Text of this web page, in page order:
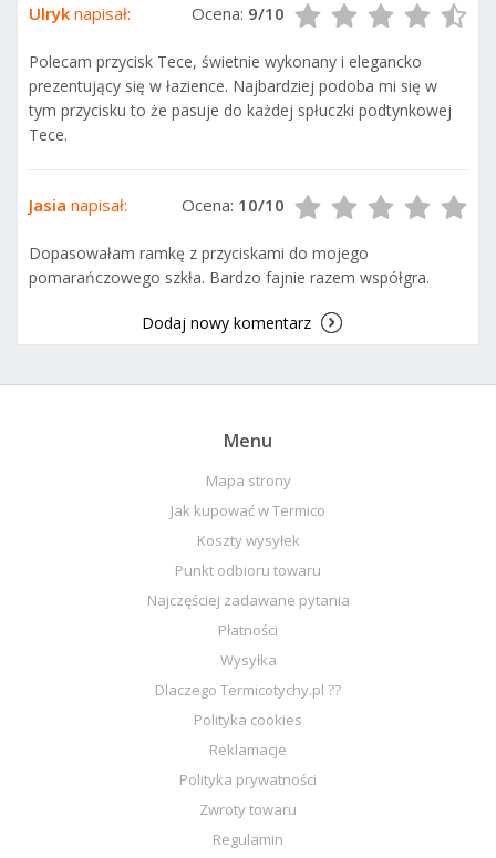
Ulryk napisał: Ocena: 9/10
Polecam przycisk Tece, świetnie wykonany i elegancko
prezentujący się w łazience. Najbardziej podoba mi się w
tym przycisku to że pasuje do każdej spłuczki podtynkowej
Tece.
Jasia napisał: Ocena: 10/10
Dopasowałam ramkę z przyciskami do mojego
pomarańczowego szkła. Bardzo fajnie razem współgra.
Dodaj nowy komentarz
Menu
Mapa strony
Jak kupować w Termico
Koszty wysyłek
Punkt odbioru towaru
Najczęściej zadawane pytania
Płatności
Wysyłka
Dlaczego Termicotychy.pl ??
Polityka cookies
Reklamacje
Polityka prywatności
Zwroty towaru
Regulamin